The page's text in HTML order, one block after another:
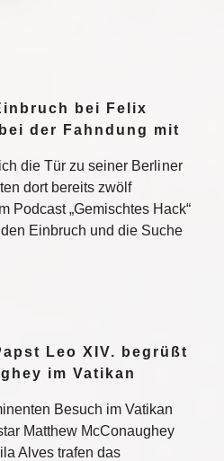
bei Felix
der Fahndung mit
die Tür zu seiner Berliner
dort bereits zwölf
Podcast „Gemischtes Hack“
Einbruch und die Suche
Leo XIV. begrüßt
im Vatikan
Besuch im Vatikan
Matthew McConaughey
Alves trafen das